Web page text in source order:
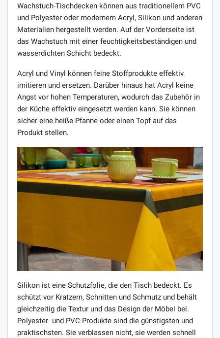
Wachstuch-Tischdecken können aus traditionellem PVC
und Polyester oder modernem Acryl, Silikon und anderen
Materialien hergestellt werden. Auf der Vorderseite ist
das Wachstuch mit einer feuchtigkeitsbeständigen und
wasserdichten Schicht bedeckt.
Acryl und Vinyl können feine Stoffprodukte effektiv
imitieren und ersetzen. Darüber hinaus hat Acryl keine
Angst vor hohen Temperaturen, wodurch das Zubehör in
der Küche effektiv eingesetzt werden kann. Sie können
sicher eine heiße Pfanne oder einen Topf auf das
Produkt stellen.
Silikon ist eine Schutzfolie, die den Tisch bedeckt. Es
schützt vor Kratzern, Schnitten und Schmutz und behält
gleichzeitig die Textur und das Design der Möbel bei.
Polyester- und PVC-Produkte sind die günstigsten und
praktischsten. Sie verblassen nicht, sie werden schnell